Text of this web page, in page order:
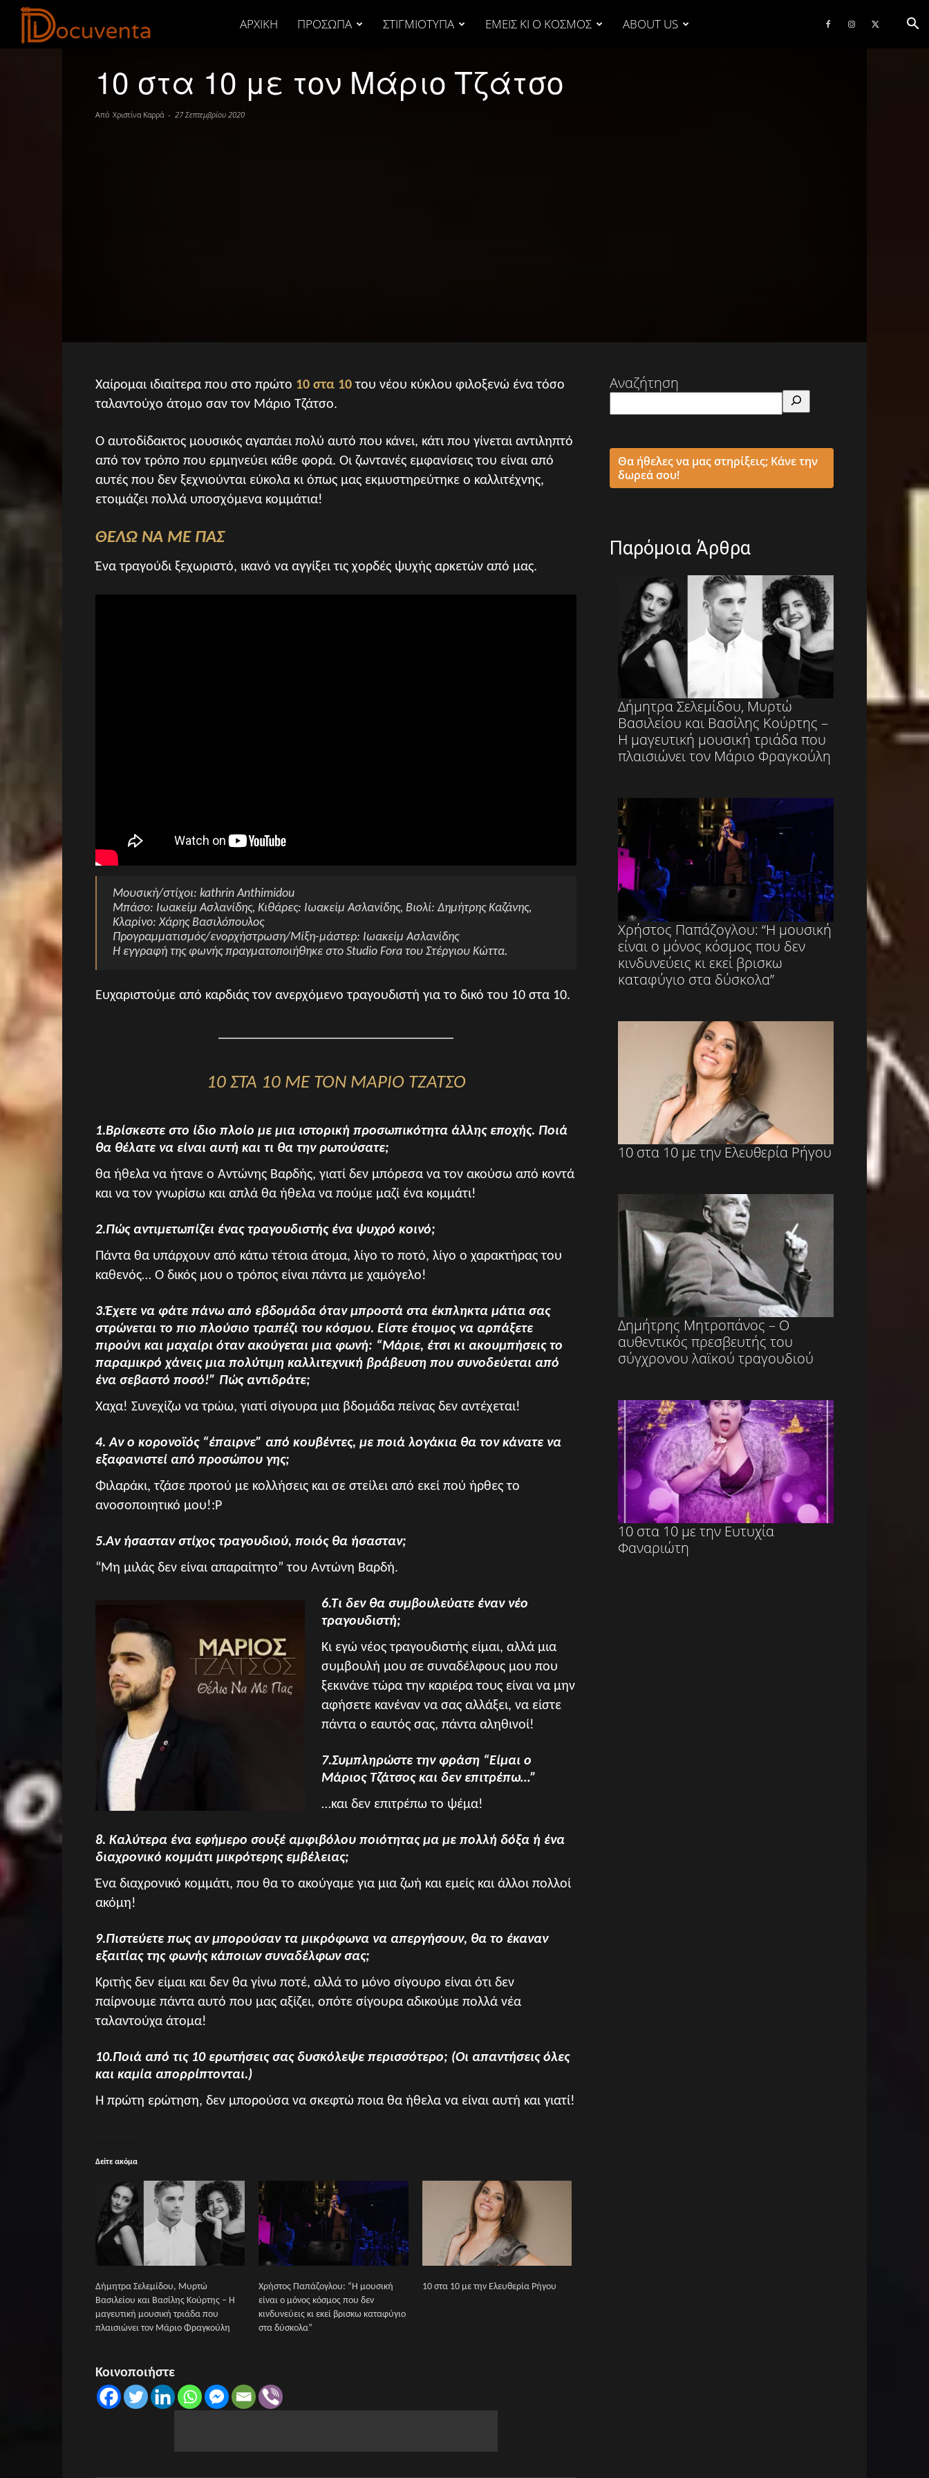
ΑΡΧΙΚΉ ΠΡΟΣΩΠΑ ΣΤΙΓΜΙΟΤΥΠΑ ΕΜΕΙΣ ΚΙ Ο ΚΟΣΜΟΣ ABOUT US
10 στα 10 με τον Μάριο Τζάτσο
Από Χριστίνα Καρρά - 27 Σεπτεμβρίου 2020
Χαίρομαι ιδιαίτερα που στο πρώτο 10 στα 10 του νέου κύκλου φιλοξενώ ένα τόσο
ταλαντούχο άτομο σαν τον Μάριο Τζάτσο.
Ο αυτοδίδακτος μουσικός αγαπάει πολύ αυτό που κάνει, κάτι που γίνεται αντιληπτό
από τον τρόπο που ερμηνεύει κάθε φορά. Οι ζωντανές εμφανίσεις του είναι από
αυτές που δεν ξεχνιούνται εύκολα κι όπως μας εκμυστηρεύτηκε ο καλλιτέχνης,
ετοιμάζει πολλά υποσχόμενα κομμάτια!
ΘΕΛΩ ΝΑ ΜΕ ΠΑΣ
Ένα τραγούδι ξεχωριστό, ικανό να αγγίξει τις χορδές ψυχής αρκετών από μας.
Μουσική/στίχοι: kathrin Anthimidou
Μπάσο: Ιωακείμ Ασλανίδης, Κιθάρες: Ιωακείμ Ασλανίδης, Βιολί: Δημήτρης Καζάνης,
Κλαρίνο: Χάρης Βασιλόπουλος
Προγραμματισμός/ενορχήστρωση/Μίξη-μάστερ: Ιωακείμ Ασλανίδης
Η εγγραφή της φωνής πραγματοποιήθηκε στο Studio Fora του Στέργιου Κώττα.
Ευχαριστούμε από καρδιάς τον ανερχόμενο τραγουδιστή για το δικό του 10 στα 10.
10 ΣΤΑ 10 ΜΕ ΤΟΝ ΜΑΡΙΟ ΤΖΑΤΣΟ
1.Βρίσκεστε στο ίδιο πλοίο με μια ιστορική προσωπικότητα άλλης εποχής. Ποιά
θα θέλατε να είναι αυτή και τι θα την ρωτούσατε;
θα ήθελα να ήτανε ο Αντώνης Βαρδής, γιατί δεν μπόρεσα να τον ακούσω από κοντά
και να τον γνωρίσω και απλά θα ήθελα να πούμε μαζί ένα κομμάτι!
2.Πώς αντιμετωπίζει ένας τραγουδιστής ένα ψυχρό κοινό;
Πάντα θα υπάρχουν από κάτω τέτοια άτομα, λίγο το ποτό, λίγο ο χαρακτήρας του
καθενός… Ο δικός μου ο τρόπος είναι πάντα με χαμόγελο!
3.Έχετε να φάτε πάνω από εβδομάδα όταν μπροστά στα έκπληκτα μάτια σας
στρώνεται το πιο πλούσιο τραπέζι του κόσμου. Είστε έτοιμος να αρπάξετε
πιρούνι και μαχαίρι όταν ακούγεται μια φωνή: “Μάριε, έτσι κι ακουμπήσεις το
παραμικρό χάνεις μια πολύτιμη καλλιτεχνική βράβευση που συνοδεύεται από
ένα σεβαστό ποσό!” Πώς αντιδράτε;
Χαχα! Συνεχίζω να τρώω, γιατί σίγουρα μια βδομάδα πείνας δεν αντέχεται!
4. Αν ο κορονοϊός “έπαιρνε” από κουβέντες, με ποιά λογάκια θα τον κάνατε να
εξαφανιστεί από προσώπου γης;
Φιλαράκι, τζάσε προτού με κολλήσεις και σε στείλει από εκεί πού ήρθες το
ανοσοποιητικό μου!:P
5.Αν ήσασταν στίχος τραγουδιού, ποιός θα ήσασταν;
“Μη μιλάς δεν είναι απαραίτητο” του Αντώνη Βαρδή.
6.Τι δεν θα συμβουλεύατε έναν νέο
τραγουδιστή;
Κι εγώ νέος τραγουδιστής είμαι, αλλά μια
συμβουλή μου σε συναδέλφους μου που
ξεκινάνε τώρα την καριέρα τους είναι να μην
αφήσετε κανέναν να σας αλλάξει, να είστε
πάντα ο εαυτός σας, πάντα αληθινοί!
7.Συμπληρώστε την φράση “Είμαι ο
Μάριος Τζάτσος και δεν επιτρέπω…”
…και δεν επιτρέπω το ψέμα!
8. Καλύτερα ένα εφήμερο σουξέ αμφιβόλου ποιότητας μα με πολλή δόξα ή ένα
διαχρονικό κομμάτι μικρότερης εμβέλειας;
Ένα διαχρονικό κομμάτι, που θα το ακούγαμε για μια ζωή και εμείς και άλλοι πολλοί
ακόμη!
9.Πιστεύετε πως αν μπορούσαν τα μικρόφωνα να απεργήσουν, θα το έκαναν
εξαιτίας της φωνής κάποιων συναδέλφων σας;
Κριτής δεν είμαι και δεν θα γίνω ποτέ, αλλά το μόνο σίγουρο είναι ότι δεν
παίρνουμε πάντα αυτό που μας αξίζει, οπότε σίγουρα αδικούμε πολλά νέα
ταλαντούχα άτομα!
10.Ποιά από τις 10 ερωτήσεις σας δυσκόλεψε περισσότερο; (Οι απαντήσεις όλες
και καμία απορρίπτονται.)
Η πρώτη ερώτηση, δεν μπορούσα να σκεφτώ ποια θα ήθελα να είναι αυτή και γιατί!
Δείτε ακόμα
Δήμητρα Σελεμίδου, Μυρτώ
Βασιλείου και Βασίλης Κούρτης – Η
μαγευτική μουσική τριάδα που
πλαισιώνει τον Μάριο Φραγκούλη
Χρήστος Παπάζογλου: “Η μουσική
είναι ο μόνος κόσμος που δεν
κινδυνεύεις κι εκεί βρισκω καταφύγιο
στα δύσκολα”
10 στα 10 με την Ελευθερία Ρήγου
Κοινοποιήστε
Αναζήτηση
Θα ήθελες να μας στηρίξεις; Κάνε την
δωρεά σου!
Παρόμοια Άρθρα
Δήμητρα Σελεμίδου, Μυρτώ
Βασιλείου και Βασίλης Κούρτης –
Η μαγευτική μουσική τριάδα που
πλαισιώνει τον Μάριο Φραγκούλη
Χρήστος Παπάζογλου: “Η μουσική
είναι ο μόνος κόσμος που δεν
κινδυνεύεις κι εκεί βρισκω
καταφύγιο στα δύσκολα”
10 στα 10 με την Ελευθερία Ρήγου
Δημήτρης Μητροπάνος – Ο
αυθεντικός πρεσβευτής του
σύγχρονου λαϊκού τραγουδιού
10 στα 10 με την Ευτυχία
Φαναριώτη